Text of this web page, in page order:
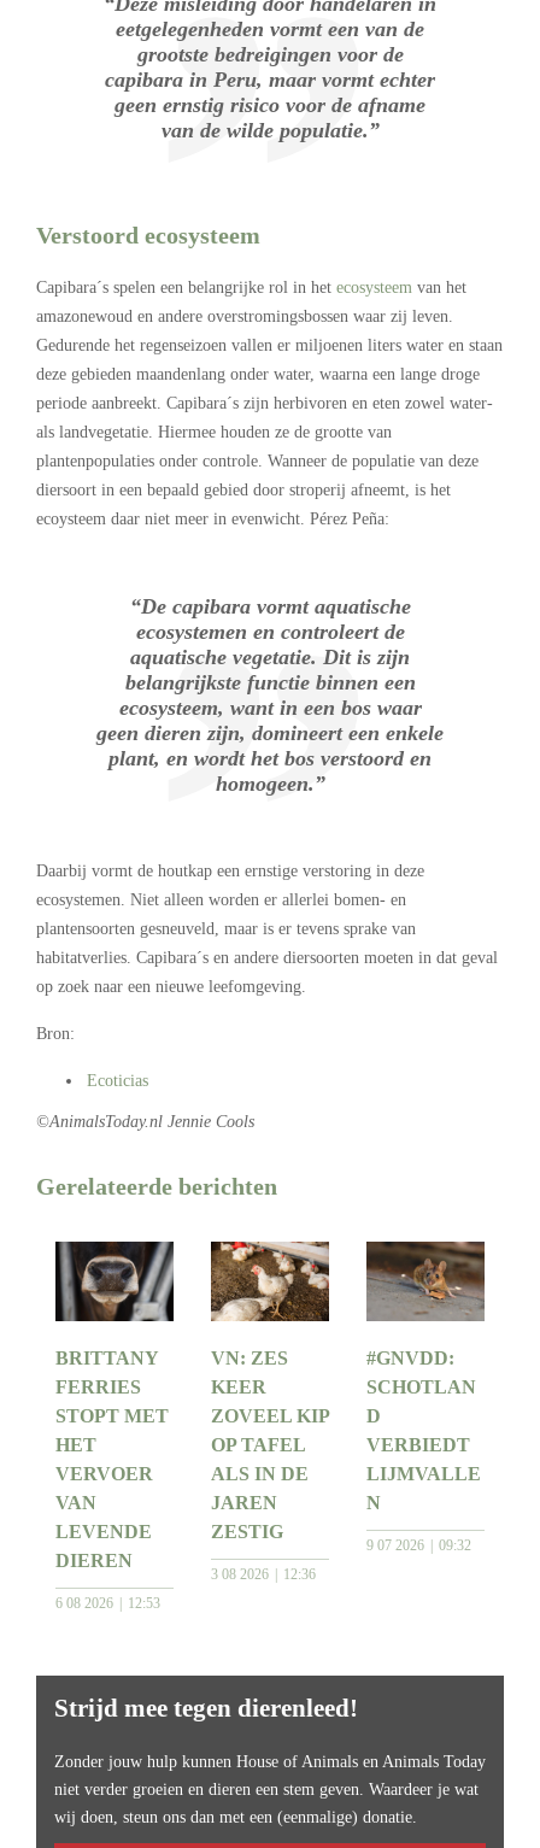
eetgelegenheden vormt een van de
grootste bedreigingen voor de
capibara in Peru, maar vormt echter
geen ernstig risico voor de afname
van de wilde populatie.”
Verstoord ecosysteem
Capibara´s spelen een belangrijke rol in het ecosysteem van het
amazonewoud en andere overstromingsbossen waar zij leven.
Gedurende het regenseizoen vallen er miljoenen liters water en staan
deze gebieden maandenlang onder water, waarna een lange droge
periode aanbreekt. Capibara´s zijn herbivoren en eten zowel water-
als landvegetatie. Hiermee houden ze de grootte van
plantenpopulaties onder controle. Wanneer de populatie van deze
diersoort in een bepaald gebied door stroperij afneemt, is het
ecoysteem daar niet meer in evenwicht. Pérez Peña:
“De capibara vormt aquatische
ecosystemen en controleert de
aquatische vegetatie. Dit is zijn
belangrijkste functie binnen een
ecosysteem, want in een bos waar
geen dieren zijn, domineert een enkele
plant, en wordt het bos verstoord en
homogeen.”
Daarbij vormt de houtkap een ernstige verstoring in deze
ecosystemen. Niet alleen worden er allerlei bomen- en
plantensoorten gesneuveld, maar is er tevens sprake van
habitatverlies. Capibara´s en andere diersoorten moeten in dat geval
op zoek naar een nieuwe leefomgeving.
Bron:
Ecoticias
©AnimalsToday.nl Jennie Cools
Gerelateerde berichten
BRITTANY
FERRIES
STOPT MET
HET
VERVOER
VAN
LEVENDE
DIEREN
6 08 2026 12:53
VN: ZES
KEER
ZOVEEL KIP
OP TAFEL
ALS IN DE
JAREN
ZESTIG
3 08 2026 12:36
#GNVDD:
SCHOTLAN
D
VERBIEDT
LIJMVALLE
N
9 07 2026 09:32
Strijd mee tegen dierenleed!
Zonder jouw hulp kunnen House of Animals en Animals Today
niet verder groeien en dieren een stem geven. Waardeer je wat
wij doen, steun ons dan met een (eenmalige) donatie.